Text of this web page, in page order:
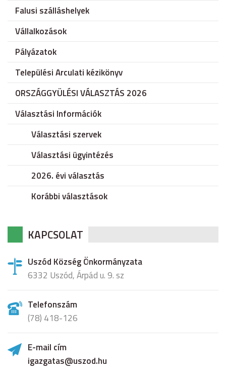
Falusi szálláshelyek
Vállalkozások
Pályázatok
Települési Arculati kézikönyv
ORSZÁGGYÜLÉSI VÁLASZTÁS 2026
Választási Információk
Választási szervek
Választási ügyintézés
2026. évi választás
Korábbi választások
KAPCSOLAT
Uszód Község Önkormányzata
6332 Uszód, Árpád u. 9. sz
Telefonszám
(78) 418-126
E-mail cím
igazgatas@uszod.hu